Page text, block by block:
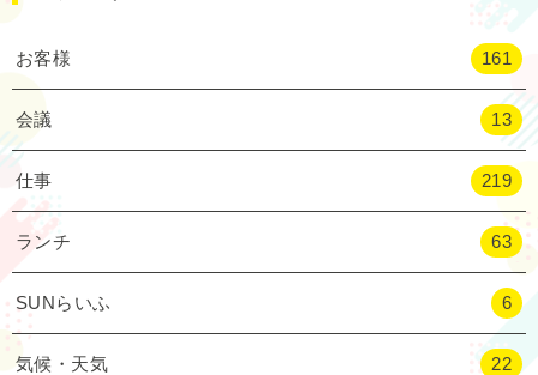
お客様 161
会議 13
仕事 219
ランチ 63
SUNらいふ 6
気候・天気 22